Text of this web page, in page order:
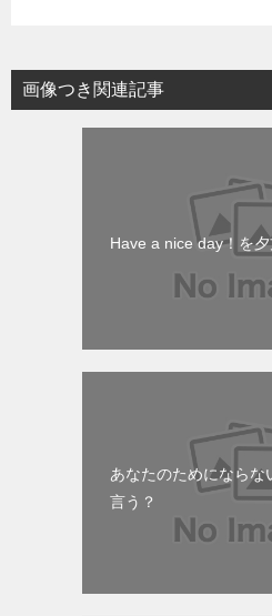
画像つき関連記事
Have a nice day！を
あなたのためにならな
言う？